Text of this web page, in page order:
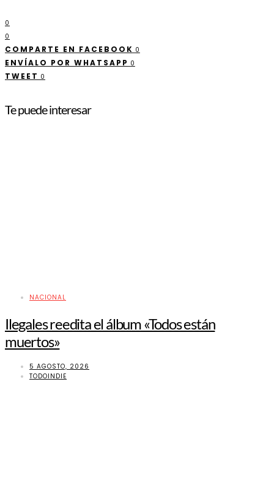
0
0
COMPARTE EN FACEBOOK 0
ENVÍALO POR WHATSAPP 0
TWEET 0
Te puede interesar
NACIONAL
Ilegales reedita el álbum «Todos están
muertos»
5 AGOSTO, 2026
TODOINDIE